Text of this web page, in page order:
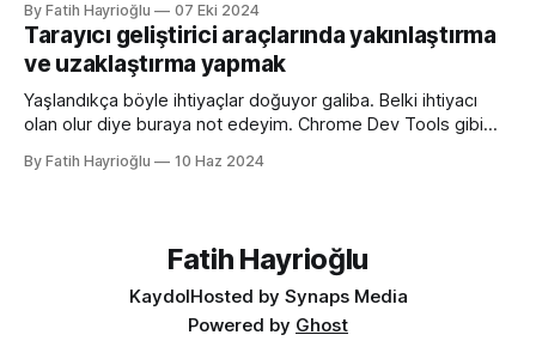
fonksiyonu gibi yazım kolaylığı sağlayan özellikler. lightdark()
fonksiyonu mevcut uyumlu web yazımındaki büyük sorun
olan aşağıdaki kullanımı daha anlaşılır ve düzenli hale
getirmeye yarıyor. :root { color-scheme:
By Fatih Hayrioğlu 07 Eki 2024
Tarayıcı geliştirici araçlarında yakınlaştırma
ve uzaklaştırma yapmak
Yaşlandıkça böyle ihtiyaçlar doğuyor galiba. Belki ihtiyacı
olan olur diye buraya not edeyim. Chrome Dev Tools gibi
küçük mesela :) Yazı boyutlarını büyütmek için Cmd + + and
By Fatih Hayrioğlu 10 Haz 2024
Fatih Hayrioğlu
KaydolHosted by Synaps Media
Powered by Ghost